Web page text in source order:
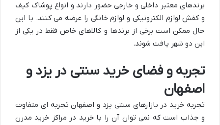
برندهای معتبر داخلی و خارجی حضور دارند و انواع پوشاک کیف
و کفش لوازم الکترونیکی و لوازم خانگی را عرضه می کنند. با این
حال ممکن است برخی از برندها و کالاهای خاص فقط در یکی از
این دو شهر یافت شوند.
تجربه و فضای خرید سنتی در یزد و
اصفهان
تجربه خرید در بازارهای سنتی یزد و اصفهان تجربه ای متفاوت
و جذاب است که نمی توان آن را با خرید در مراکز خرید مدرن